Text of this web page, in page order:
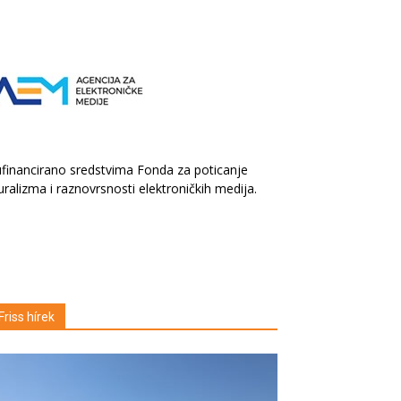
sredstvima Fonda za poticanje
i raznovrsnosti elektroničkih medija.
Friss hírek